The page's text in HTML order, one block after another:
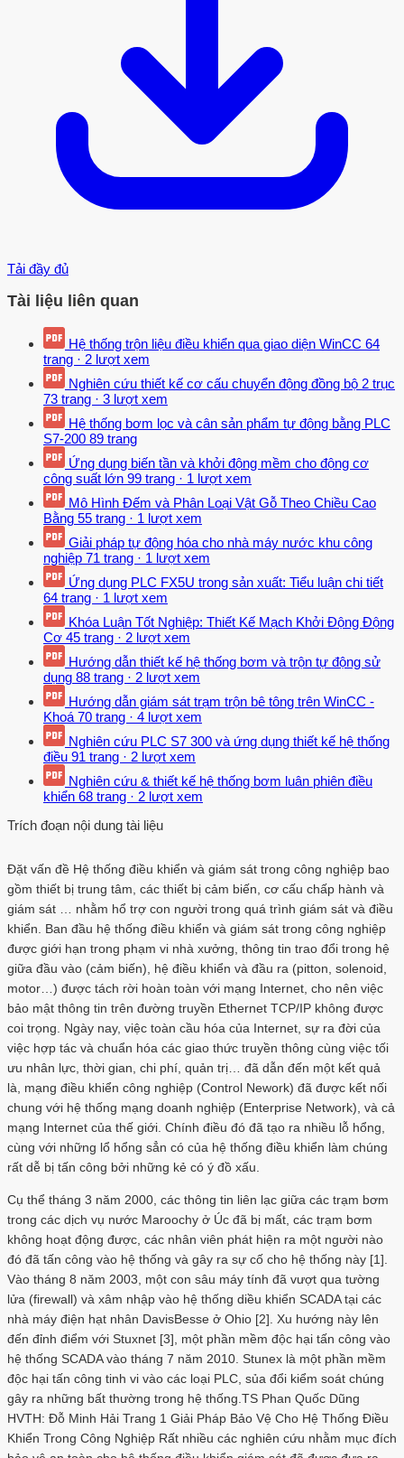
Tải đầy đủ
Tài liệu liên quan
Hệ thống trộn liệu điều khiển qua giao diện WinCC 64
trang · 2 lượt xem
Nghiên cứu thiết kế cơ cấu chuyển động đồng bộ 2 trục
73 trang · 3 lượt xem
Hệ thống bơm lọc và cân sản phẩm tự động bằng PLC
S7-200 89 trang
Ứng dụng biến tần và khởi động mềm cho động cơ
công suất lớn 99 trang · 1 lượt xem
Mô Hình Đếm và Phân Loại Vật Gỗ Theo Chiều Cao
Bằng 55 trang · 1 lượt xem
Giải pháp tự động hóa cho nhà máy nước khu công
nghiệp 71 trang · 1 lượt xem
Ứng dụng PLC FX5U trong sản xuất: Tiểu luận chi tiết
64 trang · 1 lượt xem
Khóa Luận Tốt Nghiệp: Thiết Kế Mạch Khởi Động Động
Cơ 45 trang · 2 lượt xem
Hướng dẫn thiết kế hệ thống bơm và trộn tự động sử
dụng 88 trang · 2 lượt xem
Hướng dẫn giám sát trạm trộn bê tông trên WinCC -
Khoá 70 trang · 4 lượt xem
Nghiên cứu PLC S7 300 và ứng dụng thiết kế hệ thống
điều 91 trang · 2 lượt xem
Nghiên cứu & thiết kế hệ thống bơm luân phiên điều
khiển 68 trang · 2 lượt xem
Trích đoạn nội dung tài liệu
Đặt vấn đề Hệ thống điều khiển và giám sát trong công nghiệp bao
gồm thiết bị trung tâm, các thiết bị cảm biến, cơ cấu chấp hành và
giám sát … nhằm hổ trợ con người trong quá trình giám sát và điều
khiển. Ban đầu hệ thống điều khiển và giám sát trong công nghiệp
được giới hạn trong phạm vi nhà xưởng, thông tin trao đổi trong hệ
giữa đầu vào (cảm biến), hệ điều khiển và đầu ra (pitton, solenoid,
motor…) được tách rời hoàn toàn với mạng Internet, cho nên việc
bảo mật thông tin trên đường truyền Ethernet TCP/IP không được
coi trọng. Ngày nay, việc toàn cầu hóa của Internet, sự ra đời của
việc hợp tác và chuẩn hóa các giao thức truyền thông cùng việc tối
ưu nhân lực, thời gian, chi phí, quản trị… đã dẫn đến một kết quả
là, mạng điều khiển công nghiệp (Control Nework) đã được kết nối
chung với hệ thống mạng doanh nghiệp (Enterprise Network), và cả
mạng Internet của thế giới. Chính điều đó đã tạo ra nhiều lỗ hổng,
cùng với những lổ hổng sẳn có của hệ thống điều khiển làm chúng
rất dễ bị tấn công bởi những kẻ có ý đồ xấu.
Cụ thể tháng 3 năm 2000, các thông tin liên lạc giữa các trạm bơm
trong các dịch vụ nước Maroochy ở Úc đã bị mất, các trạm bơm
không hoạt động được, các nhân viên phát hiện ra một người nào
đó đã tấn công vào hệ thống và gây ra sự cố cho hệ thống này [1].
Vào tháng 8 năm 2003, một con sâu máy tính đã vượt qua tường
lửa (firewall) và xâm nhập vào hệ thống diều khiển SCADA tại các
nhà máy điện hạt nhân DavisBesse ở Ohio [2]. Xu hướng này lên
đến đỉnh điểm với Stuxnet [3], một phần mềm độc hại tấn công vào
hệ thống SCADA vào tháng 7 năm 2010. Stunex là một phần mềm
độc hại tấn công tinh vi vào các loại PLC, sủa đổi kiểm soát chúng
gây ra những bất thường trong hệ thống.TS Phan Quốc Dũng
HVTH: Đỗ Minh Hải Trang 1 Giải Pháp Bảo Vệ Cho Hệ Thống Điều
Khiển Trong Công Nghiệp Rất nhiều các nghiên cứu nhằm mục đích